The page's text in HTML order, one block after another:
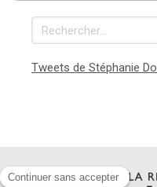
Rechercher
Tweets de Stéphanie Do